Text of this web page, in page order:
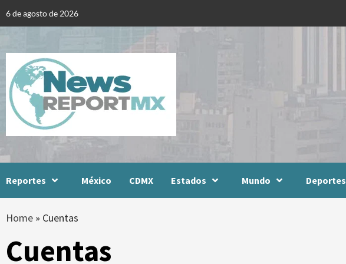
6 de agosto de 2026
Reportes México CDMX Estados Mundo Deportes
Home » Cuentas
Cuentas